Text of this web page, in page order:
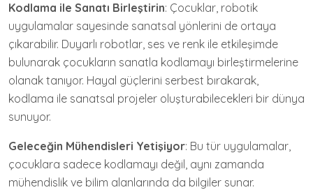
Kodlama ile Sanatı Birleştirin: Çocuklar, robotik
uygulamalar sayesinde sanatsal yönlerini de ortaya
çıkarabilir. Duyarlı robotlar, ses ve renk ile etkileşimde
bulunarak çocukların sanatla kodlamayı birleştirmelerine
olanak tanıyor. Hayal güçlerini serbest bırakarak,
kodlama ile sanatsal projeler oluşturabilecekleri bir dünya
sunuyor.
Geleceğin Mühendisleri Yetişiyor: Bu tür uygulamalar,
çocuklara sadece kodlamayı değil, aynı zamanda
mühendislik ve bilim alanlarında da bilgiler sunar.